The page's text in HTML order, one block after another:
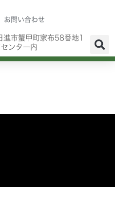
お問い合わせ
市蟹甲町家布58番地1
ンター内